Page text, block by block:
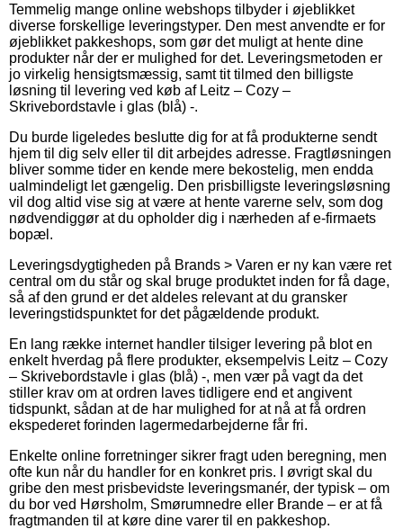
Temmelig mange online webshops tilbyder i øjeblikket
diverse forskellige leveringstyper. Den mest anvendte er for
øjeblikket pakkeshops, som gør det muligt at hente dine
produkter når der er mulighed for det. Leveringsmetoden er
jo virkelig hensigtsmæssig, samt tit tilmed den billigste
løsning til levering ved køb af Leitz – Cozy –
Skrivebordstavle i glas (blå) -.
Du burde ligeledes beslutte dig for at få produkterne sendt
hjem til dig selv eller til dit arbejdes adresse. Fragtløsningen
bliver somme tider en kende mere bekostelig, men endda
ualmindeligt let gængelig. Den prisbilligste leveringsløsning
vil dog altid vise sig at være at hente varerne selv, som dog
nødvendiggør at du opholder dig i nærheden af e-firmaets
bopæl.
Leveringsdygtigheden på Brands > Varen er ny kan være ret
central om du står og skal bruge produktet inden for få dage,
så af den grund er det aldeles relevant at du gransker
leveringstidspunktet for det pågældende produkt.
En lang række internet handler tilsiger levering på blot en
enkelt hverdag på flere produkter, eksempelvis Leitz – Cozy
– Skrivebordstavle i glas (blå) -, men vær på vagt da det
stiller krav om at ordren laves tidligere end et angivent
tidspunkt, sådan at de har mulighed for at nå at få ordren
ekspederet forinden lagermedarbejderne får fri.
Enkelte online forretninger sikrer fragt uden beregning, men
ofte kun når du handler for en konkret pris. I øvrigt skal du
gribe den mest prisbevidste leveringsmanér, der typisk – om
du bor ved Hørsholm, Smørumnedre eller Brande – er at få
fragtmanden til at køre dine varer til en pakkeshop.